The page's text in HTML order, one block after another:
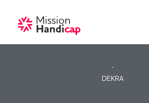
DEKRA